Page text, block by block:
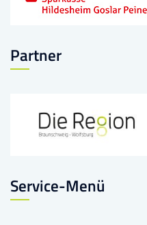
Partner
Service-Menü